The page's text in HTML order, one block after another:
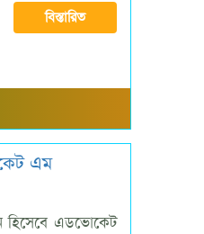
বিস্তারিত
এম
হিসেবে এডভোকেট